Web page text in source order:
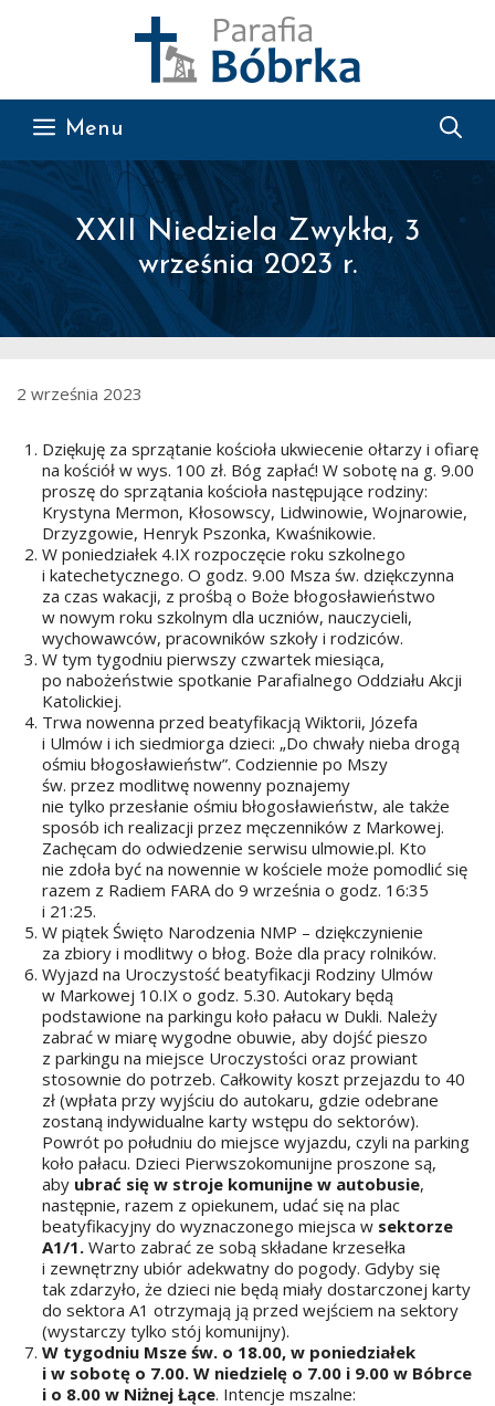
Menu
XXII Niedziela Zwykła, 3
września 2023 r.
2 września 2023
Dziękuję za sprzątanie kościoła ukwiecenie ołtarzy i ofiarę
na kościół w wys. 100 zł. Bóg zapłać! W sobotę na g. 9.00
proszę do sprzątania kościoła następujące rodziny:
Krystyna Mermon, Kłosowscy, Lidwinowie, Wojnarowie,
Drzyzgowie, Henryk Pszonka, Kwaśnikowie.
W poniedziałek 4.IX rozpoczęcie roku szkolnego
i katechetycznego. O godz. 9.00 Msza św. dziękczynna
za czas wakacji, z prośbą o Boże błogosławieństwo
w nowym roku szkolnym dla uczniów, nauczycieli,
wychowawców, pracowników szkoły i rodziców.
W tym tygodniu pierwszy czwartek miesiąca,
po nabożeństwie spotkanie Parafialnego Oddziału Akcji
Katolickiej.
Trwa nowenna przed beatyfikacją Wiktorii, Józefa
i Ulmów i ich siedmiorga dzieci: „Do chwały nieba drogą
ośmiu błogosławieństw”. Codziennie po Mszy
św. przez modlitwę nowenny poznajemy
nie tylko przesłanie ośmiu błogosławieństw, ale także
sposób ich realizacji przez męczenników z Markowej.
Zachęcam do odwiedzenie serwisu ulmowie.pl. Kto
nie zdoła być na nowennie w kościele może pomodlić się
razem z Radiem FARA do 9 września o godz. 16:35
i 21:25.
W piątek Święto Narodzenia NMP – dziękczynienie
za zbiory i modlitwy o błog. Boże dla pracy rolników.
Wyjazd na Uroczystość beatyfikacji Rodziny Ulmów
w Markowej 10.IX o godz. 5.30. Autokary będą
podstawione na parkingu koło pałacu w Dukli. Należy
zabrać w miarę wygodne obuwie, aby dojść pieszo
z parkingu na miejsce Uroczystości oraz prowiant
stosownie do potrzeb. Całkowity koszt przejazdu to 40
zł (wpłata przy wyjściu do autokaru, gdzie odebrane
zostaną indywidualne karty wstępu do sektorów).
Powrót po południu do miejsce wyjazdu, czyli na parking
koło pałacu. Dzieci Pierwszokomunijne proszone są,
aby ubrać się w stroje komunijne w autobusie,
następnie, razem z opiekunem, udać się na plac
beatyfikacyjny do wyznaczonego miejsca w sektorze
A1/1. Warto zabrać ze sobą składane krzesełka
i zewnętrzny ubiór adekwatny do pogody. Gdyby się
tak zdarzyło, że dzieci nie będą miały dostarczonej karty
do sektora A1 otrzymają ją przed wejściem na sektory
(wystarczy tylko stój komunijny).
W tygodniu Msze św. o 18.00, w poniedziałek
i w sobotę o 7.00. W niedzielę o 7.00 i 9.00 w Bóbrce
i o 8.00 w Niżnej Łące. Intencje mszalne: